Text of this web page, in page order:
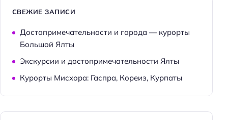
СВЕЖИЕ ЗАПИСИ
Достопримечательности и города — курорты
Большой Ялты
Экскурсии и достопримечательности Ялты
Курорты Мисхора: Гаспра, Кореиз, Курпаты